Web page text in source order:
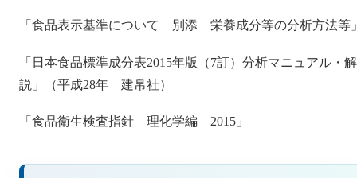
「食品表示基準について 別添 栄養成分等の分析方法等
「日本食品標準成分表2015年版（7訂）分析マニュアル・解
説」（平成28年 建帛社）
「食品衛生検査指針 理化学編 2015」